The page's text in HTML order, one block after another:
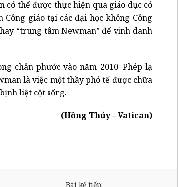
thể được thực hiện qua giáo dục có
giáo tại các đại học không Công
“trung tâm Newman” để vinh danh
chân phước vào năm 2010. Phép lạ
là việc một thầy phó tế được chữa
liệt cột sống.
(Hồng Thủy – Vatican)
Bài kế tiếp: